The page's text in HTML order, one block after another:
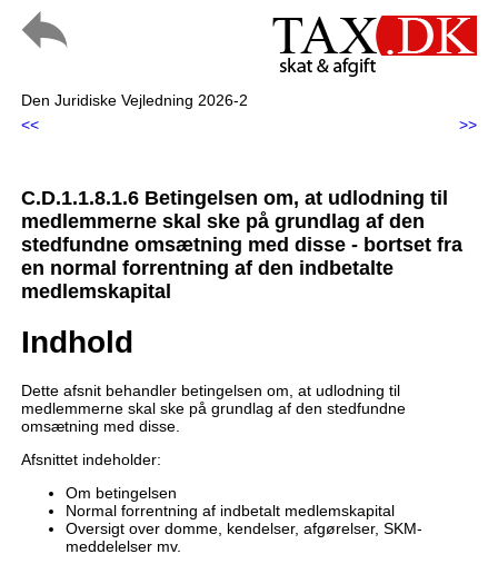
Den Juridiske Vejledning 2026-2
<<
>>
C.D.1.1.8.1.6 Betingelsen om, at udlodning til
medlemmerne skal ske på grundlag af den
stedfundne omsætning med disse - bortset fra
en normal forrentning af den indbetalte
medlemskapital
Indhold
Dette afsnit behandler betingelsen om, at udlodning til
medlemmerne skal ske på grundlag af den stedfundne
omsætning med disse.
Afsnittet indeholder:
Om betingelsen
Normal forrentning af indbetalt medlemskapital
Oversigt over domme, kendelser, afgørelser, SKM-
meddelelser mv.